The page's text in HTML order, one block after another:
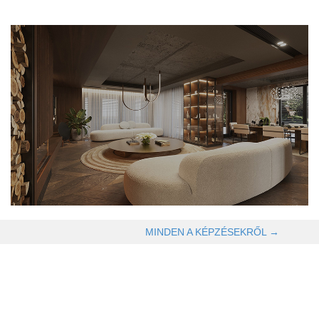
MINDEN A KÉPZÉSEKRŐL →